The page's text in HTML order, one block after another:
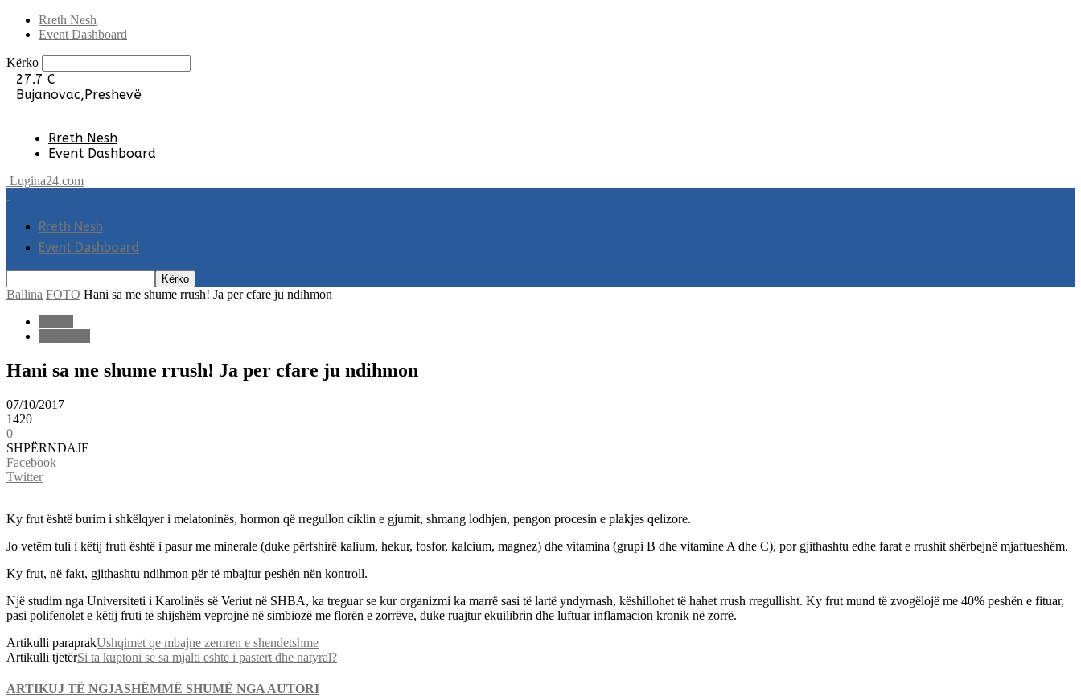
Rreth Nesh
Event Dashboard
Kërko
27.7 C
Bujanovac,Preshevë
Rreth Nesh
Event Dashboard
Lugina24.com
Rreth Nesh
Event Dashboard
Ballina FOTO Hani sa me shume rrush! Ja per cfare ju ndihmon
Hani sa me shume rrush! Ja per cfare ju ndihmon
07/10/2017
1420
0
SHPËRNDAJE
Facebook
Twitter
Ky frut është burim i shkëlqyer i melatoninës, hormon që rregullon ciklin e gjumit, shmang lodhjen, pengon procesin e plakjes qelizore.
Jo vetëm tuli i këtij fruti është i pasur me minerale (duke përfshirë kalium, hekur, fosfor, kalcium, magnez) dhe vitamina (grupi B dhe vitamine A dhe C), por gjithashtu edhe farat e rrushit shërbejnë mjaftueshëm.
Ky frut, në fakt, gjithashtu ndihmon për të mbajtur peshën nën kontroll.
Një studim nga Universiteti i Karolinës së Veriut në SHBA, ka treguar se kur organizmi ka marrë sasi të lartë yndyrnash, këshillohet të hahet rrush rregullisht. Ky frut mund të zvogëlojë me 40% peshën e fituar,
pasi polifenolet e këtij fruti të shijshëm veprojnë në simbiozë me florën e zorrëve, duke ruajtur ekuilibrin dhe luftuar inflamacion kronik në zorrë.
Artikulli paraprakUshqimet qe mbajne zemren e shendetshme
Artikulli tjetërSi ta kuptoni se sa mjalti eshte i pastert dhe natyral?
ARTIKUJ TË NGJASHËMMË SHUMË NGA AUTORI